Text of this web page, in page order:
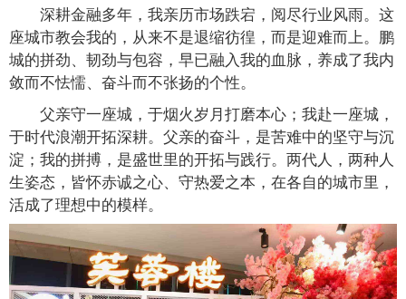
深耕金融多年，我亲历市场跌宕，阅尽行业风雨。这
座城市教会我的，从来不是退缩彷徨，而是迎难而上。鹏
城的拼劲、韧劲与包容，早已融入我的血脉，养成了我内
敛而不怯懦、奋斗而不张扬的个性。
父亲守一座城，于烟火岁月打磨本心；我赴一座城，
于时代浪潮开拓深耕。父亲的奋斗，是苦难中的坚守与沉
淀；我的拼搏，是盛世里的开拓与践行。两代人，两种人
生姿态，皆怀赤诚之心、守热爱之本，在各自的城市里，
活成了理想中的模样。